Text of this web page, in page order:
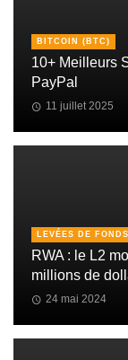
BITCOIN (BTC)
10+ Meilleurs
PayPal
11 juillet 2025
LEVÉES DE
RWA : le L2
millions de
24 mai 2024